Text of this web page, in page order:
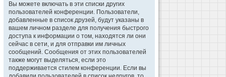
Вы можете включать в эти списки других
пользователей конференции. Пользователи,
добавленные в список друзей, будут указаны в
вашем личном разделе для получения быстрого
доступа к информации о том, находятся ли они
сейчас в сети, и для отправки им личных
сообщений. Сообщения от этих пользователей
также могут выделяться, если это
поддерживается стилем конференции. Если вы